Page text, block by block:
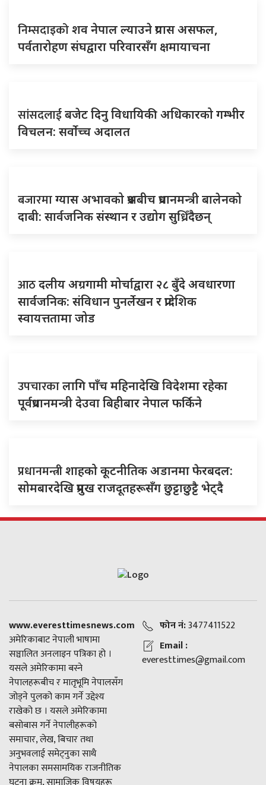
निम्सदाइकोशव नेपाल ल्याउने प्रयास असफल,
पर्वतारोहण संघद्वारा परिवारसँग क्षमायाचना
सांसदलाईबजेट दिनु विधायिकी अधिकारको गम्भीर
विचलन: सर्वोच्च अदालत
बजारमाग्यास अभावको प्रश्नबीच प्रधानमन्त्री बालेनको
दाबी: सार्वजनिक संस्थान र उद्योग सुध्रिँदैछन्
आठदलीय अग्रगामी मोर्चाद्वारा २८ बुँदे अवधारणा
सार्वजनिक: संविधान पुनर्लेखन र प्रादेशिक
स्वायत्ततामा जोड
उपचारकालागि पाँच महिनादेखि विदेशमा रहेका
पूर्वप्रधानमन्त्री देउवा बिहीबार नेपाल फर्किने
प्रधानमन्त्रीशाहको कूटनीतिक अडानमा फेरबदल:
सोमबारदेखि प्रमुख राजदूतहरूसँग छुट्टाछुट्टै भेट्दै
www.everesttimesnews.com
अमेरिकाबाट नेपाली भाषामा
सञ्चालित अनलाइन पत्रिका हो ।
यसले अमेरिकामा बस्ने
नेपालहरूबीच र मातृभूमि नेपालसँग
जोड्ने पुलको काम गर्ने उद्देश्य
राखेको छ । यसले अमेरिकामा
बसोबास गर्ने नेपालीहरूको
समाचार, लेख, बिचार तथा
अनुभवलाई समेट्नुका साथै
नेपालका समसामयिक राजनीतिक
फोन नं:3477411522
Email :
everesttimes@gmail.com